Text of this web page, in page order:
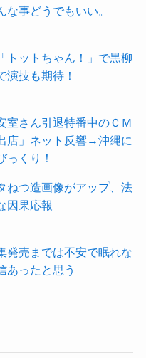
な事どうでもいい。
ットちゃん！」で黒柳
技も期待！
室さん引退特番中のＣＭ
店」ネット反響→沖縄に
っくり！
ねつ造画像がアップ、法
因果応報
発売までは不安で眠れな
あったと思う